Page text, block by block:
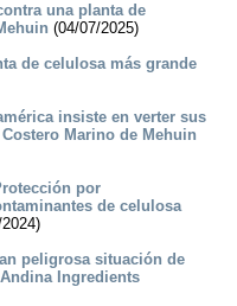
una planta de
(04/07/2025)
de celulosa más grande
insiste en verter sus
Marino de Mehuin
por
de celulosa
peligrosa situación de
Ingredients